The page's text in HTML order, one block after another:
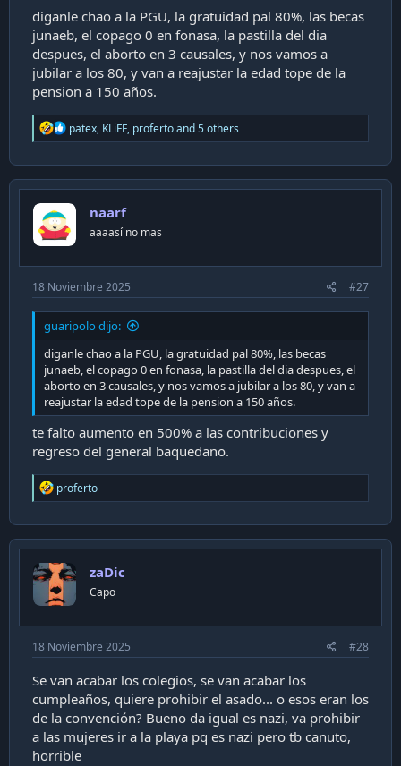
diganle chao a la PGU, la gratuidad pal 80%, las becas
junaeb, el copago 0 en fonasa, la pastilla del dia
despues, el aborto en 3 causales, y nos vamos a
jubilar a los 80, y van a reajustar la edad tope de la
pension a 150 años.
R
e
c
t
n
s
patex, KLiFF, profertoand 5 others
naarf
aaaasí no mas
18 Noviembre 2025 #27
guaripolo dijo:
diganle chao a la PGU, la gratuidad pal 80%, las becas
junaeb, el copago 0 en fonasa, la pastilla del dia despues, el
aborto en 3 causales, y nos vamos a jubilar a los 80, y van a
reajustar la edad tope de la pension a 150 años.
te falto aumento en 500% a las contribuciones y
regreso del general baquedano.
R
e
c
t
o
n
s
proferto
zaDic
Capo
18 Noviembre 2025 #28
Se van acabar los colegios, se van acabar los
cumpleaños, quiere prohibir el asado... o esos eran los
de la convención? Bueno da igual es nazi, va prohibir
a las mujeres ir a la playa pq es nazi pero tb canuto,
horrible